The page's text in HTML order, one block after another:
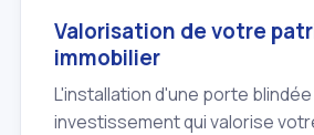
Valorisation de votre
immobilier
L'installation d'une porte
investissement qui valorise